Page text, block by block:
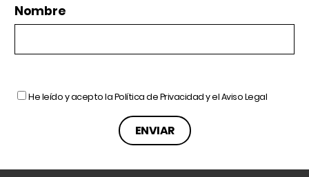
Nombre
He leído y acepto laPolítica de Privacidady elAviso Legal